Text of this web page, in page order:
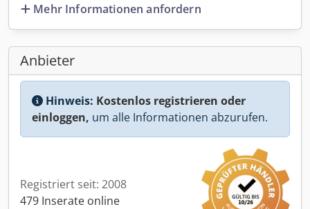
Mehr Informationen anfordern
Anbieter
Hinweis: Kostenlos registrieren oder
einloggen, um alle Informationen abzurufen.
Registriert seit: 2008
479 Inserate online